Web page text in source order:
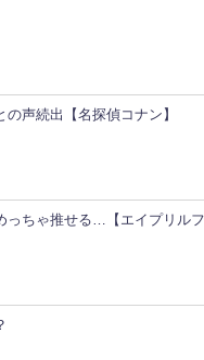
声続出【名探偵コナン】
ちゃ推せる…【エイプリルフ